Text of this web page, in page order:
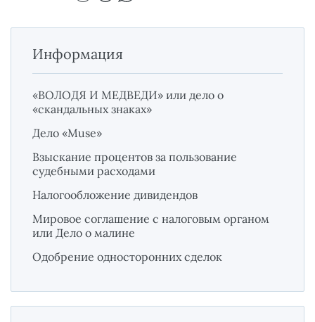
Информация
«ВОЛОДЯ И МЕДВЕДИ» или дело о
«скандальных знаках»
Дело «Muse»
Взыскание процентов за пользование
судебными расходами
Налогообложение дивидендов
Мировое соглашение с налоговым органом
или Дело о малине
Одобрение односторонних сделок